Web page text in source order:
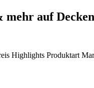
mehr auf
Highlights Produktart